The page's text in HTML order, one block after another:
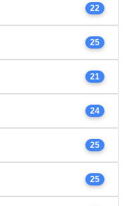
22
25
21
24
25
25